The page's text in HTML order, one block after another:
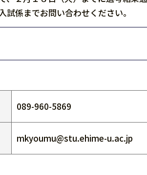
試係までお問い合わせください。
089-960-5869
mkyoumu@stu.ehime-u.ac.jp